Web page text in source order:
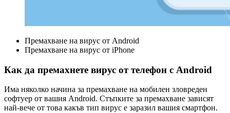
Премахване на вирус от Android
Премахване на вирус от iPhone
Как да премахнете вирус от телефон с Android
Има няколко начина за премахване на мобилен зловреден
софтуер от вашия Android. Стъпките за премахване зависят
най-вече от това какъв тип вирус е заразил вашия смартфон.